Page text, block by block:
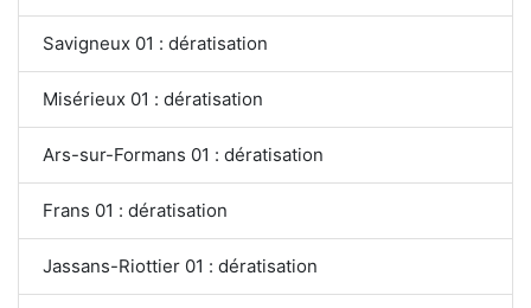
Savigneux 01 : dératisation
Misérieux 01 : dératisation
Ars-sur-Formans 01 : dératisation
Frans 01 : dératisation
Jassans-Riottier 01 : dératisation